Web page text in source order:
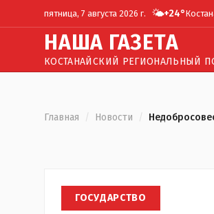
пятница, 7 августа 2026 г. 🌤️+24°
НАША ГАЗЕТА
КОСТАНАЙСКИЙ РЕГИОНАЛЬНЫЙ
Главная / Новости /
ГОСУДАРСТВО